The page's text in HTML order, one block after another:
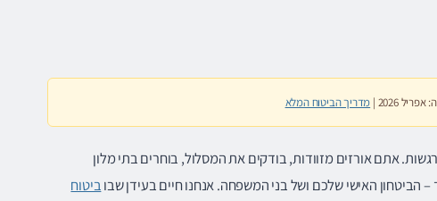
2026 | מדריך הביטוח המלא
אתם אורזים מזוודות, בודקים את המסלול, בוחרים בתי מלון
האישי שלכם ושל בני המשפחה. אנחנו חיים בעידן שבוביטוח